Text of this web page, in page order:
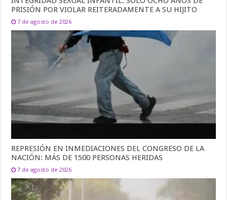
PRISIÓN POR VIOLAR REITERADAMENTE A SU HIJITO
7 de agosto de 2026
REPRESIÓN EN INMEDIACIONES DEL CONGRESO DE LA
NACIÓN: MÁS DE 1500 PERSONAS HERIDAS
7 de agosto de 2026